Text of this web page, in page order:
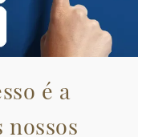
dei dati web,
combinarle
loro o che hanno
é a
nossos